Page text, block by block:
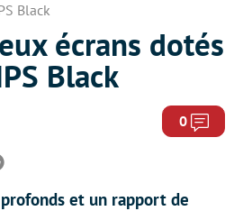
Black
écrans dotés
Black
0
et un rapport de